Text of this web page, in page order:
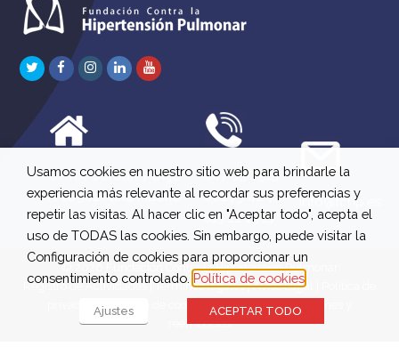
TwitterFacebook
Instagram
LinkedInYoutube
C/ Río Jordán 7 bajo
A 28981 Parla Madrid
647 630 515
661 73 42 04
613 22 15 27
info@fchp.es
© 2026 Fundación Contra la Hipertensión Pulmonar
Registro de Actividades|Términos legales|Aviso Legal
privacidad
Política de cookies | Política de devoluciones y
reembolsos
Usamos cookies en nuestro sitio web para brindarle la
experiencia más relevante al recordar sus preferencias y
repetir las visitas. Al hacer clic en "Aceptar todo", acepta el
uso de TODAS las cookies. Sin embargo, puede visitar la
Configuración de cookies para proporcionar un
consentimiento controlado. Política de cookies
Ajustes ACEPTAR TODO